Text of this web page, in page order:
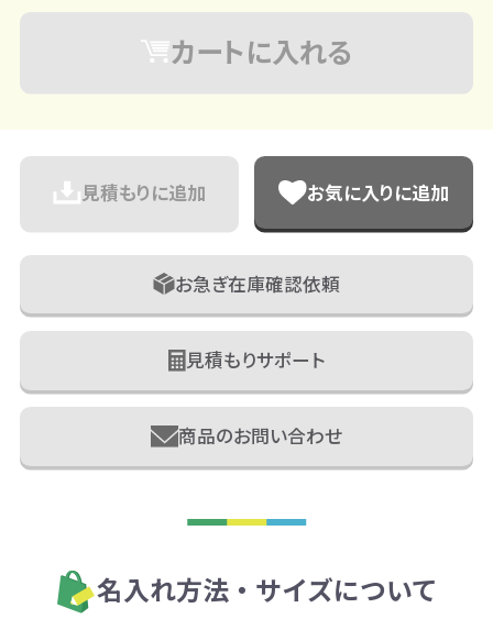
カートに入れる
見積もりに追加 お気に入りに追加
お急ぎ在庫確認依頼
見積もりサポート
商品のお問い合わせ
名入れ方法・サイズについて